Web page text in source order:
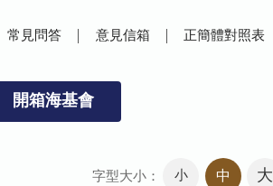
常見問答 意見信箱 正簡體對照表
開箱海基會
字型大小： 小 中 大